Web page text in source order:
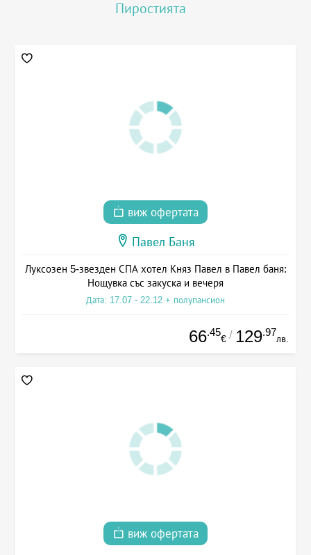
Пиростията
виж офертата
Павел Баня
Луксозен 5-звезден СПА хотел Княз Павел в Павел баня:
Нощувка със закуска и вечеря
Дата: 17.07 - 22.12 + полупансион
66.45
€ / 129.97
лв.
виж офертата